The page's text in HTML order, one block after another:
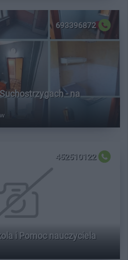
693396872
- na
452510122
i Pomoc nauczyciela